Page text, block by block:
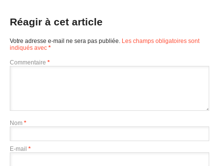
Réagir à cet article
Votre adresse e-mail ne sera pas publiée. Les champs obligatoires sont
indiqués avec *
Commentaire *
Nom *
E-mail *